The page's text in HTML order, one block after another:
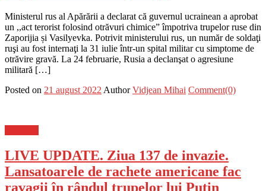
Ministerul rus al Apărării a declarat că guvernul ucrainean a aprobat
un ,,act terorist folosind otrăvuri chimice” împotriva trupelor ruse din
Zaporijia și Vasilyevka. Potrivit ministerului rus, un număr de soldaţi
ruşi au fost internaţi la 31 iulie într-un spital militar cu simptome de
otrăvire gravă. La 24 februarie, Rusia a declanşat o agresiune
militară […]
Posted on 21 august 2022Author Vidjean Mihai Comment(0)
LIVE UPDATE. Ziua 137 de invazie.
Lansatoarele de rachete americane fac
ravagii în rândul trupelor lui Putin